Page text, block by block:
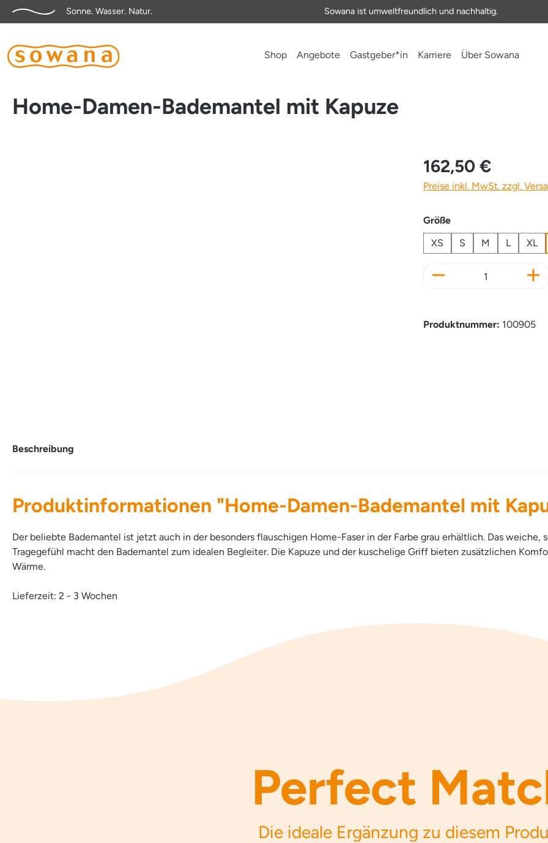
Zur Hauptnavigation springen
Sonne. Wasser. Natur. Sowana ist umweltfreundlich und nachhaltig.
Shop Angebote Gastgeber*in Karriere Über Sowana
Home-Damen-Bademantel mit Kapuze
162,50 €
Preise inkl. MwSt. zzgl.
Größeauswählen
XS
S M L XL
Produkt Anzahl:
Produktnummer: 100905
Beschreibung
Produktinformationen "Home-Damen-Bademantel mit
Der beliebte Bademantel ist jetzt auch in der besonders flauschigen Home-Faser in der Farbe grau erhältlich. Das weiche,
Tragegefühl macht den Bademantel zum idealen Begleiter. Die Kapuze und der kuschelige Griff bieten zusätzlichen
Wärme.
Lieferzeit: 2 - 3 Wochen
Perfect
Die ideale Ergänzung zu diesem